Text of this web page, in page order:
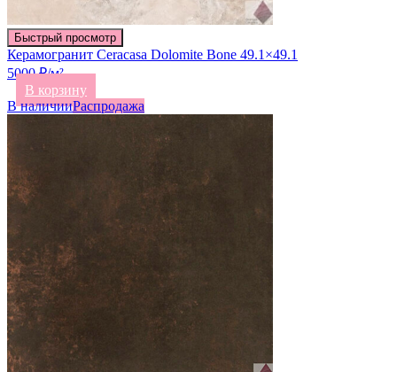
Быстрый просмотр
Керамогранит Ceracasa Dolomite Bone 49.1×49.1
5000 ₽/м²
В корзину
В наличииРаспродажа